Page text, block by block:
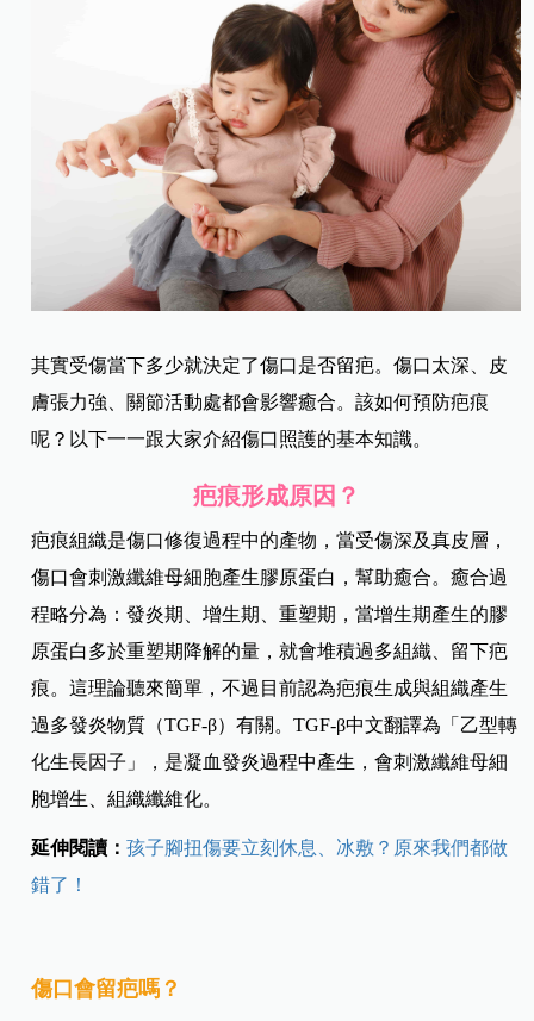
其實受傷當下多少就決定了傷口是否留疤。傷口太深、皮
膚張力強、關節活動處都會影響癒合。該如何預防疤痕
呢？以下一一跟大家介紹傷口照護的基本知識。
疤痕形成原因？
疤痕組織是傷口修復過程中的產物，當受傷深及真皮層，
傷口會刺激纖維母細胞產生膠原蛋白，幫助癒合。癒合過
程略分為：發炎期、增生期、重塑期，當增生期產生的膠
原蛋白多於重塑期降解的量，就會堆積過多組織、留下疤
痕。這理論聽來簡單，不過目前認為疤痕生成與組織產生
過多發炎物質（TGF-β）有關。TGF-β中文翻譯為「乙型轉
化生長因子」，是凝血發炎過程中產生，會刺激纖維母細
胞增生、組織纖維化。
延伸閱讀：孩子腳扭傷要立刻休息、冰敷？原來我們都做
錯了！
傷口會留疤嗎？